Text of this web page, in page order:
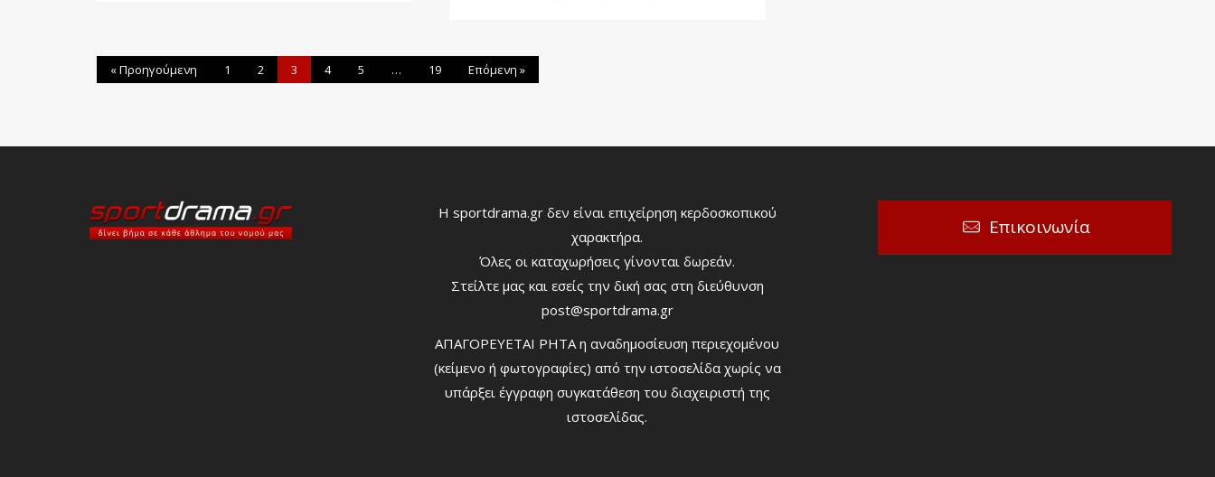
« Προηγούμενη 1 2 3 4 5 … 19 Επόμενη »
Η sportdrama.gr δεν είναι επιχείρηση κερδοσκοπικού
χαρακτήρα.
Όλες οι καταχωρήσεις γίνονται δωρεάν.
Στείλτε μας και εσείς την δική σας στη διεύθυνση
post@sportdrama.gr
ΑΠΑΓΟΡΕΥΕΤΑΙ ΡΗΤΑ η αναδημοσίευση περιεχομένου
(κείμενο ή φωτογραφίες) από την ιστοσελίδα χωρίς να
υπάρξει έγγραφη συγκατάθεση του διαχειριστή της
ιστοσελίδας.
Επικοινωνία